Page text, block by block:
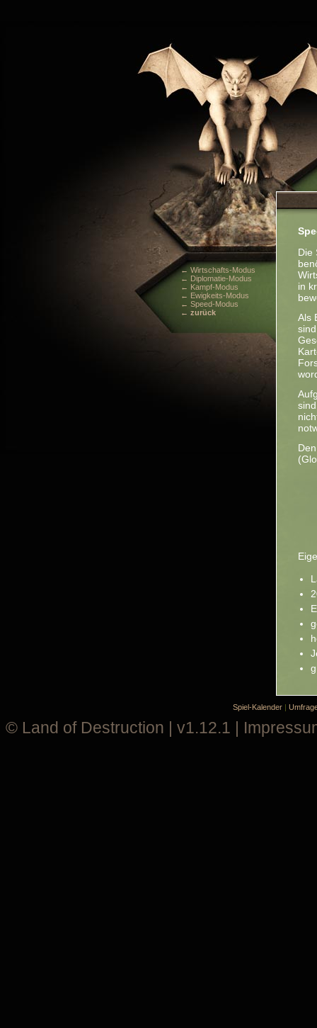
← Wirtschafts-Modus
← Diplomatie-Modus
← Kampf-Modus
← Ewigkeits-Modus
← Speed-Modus
← zurück
Die
in
Als
Spiel-Kalender|
© Land of Destruction | v1.12.1 |